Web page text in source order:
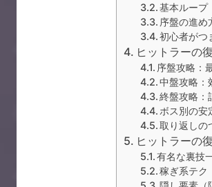
基本ループ
序盤の進め
初心者がつ
ヒットラーの
序盤攻略：
中盤攻略：
終盤攻略：
ボス別の安
取り返しの
ヒットラーの
有名な裏技
稼ぎ系テク